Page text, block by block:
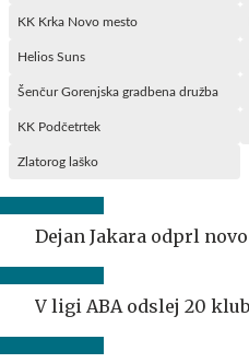
KK Krka Novo mesto
Helios Suns
Šenčur Gorenjska gradbena družba
KK Podčetrtek
Zlatorog laško
Dejan Jakara odprl
V ligi ABA odslej 20